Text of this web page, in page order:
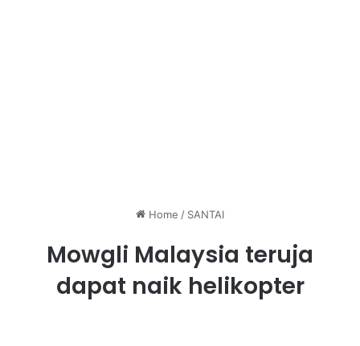
Home / SANTAI
Mowgli Malaysia teruja
dapat naik helikopter